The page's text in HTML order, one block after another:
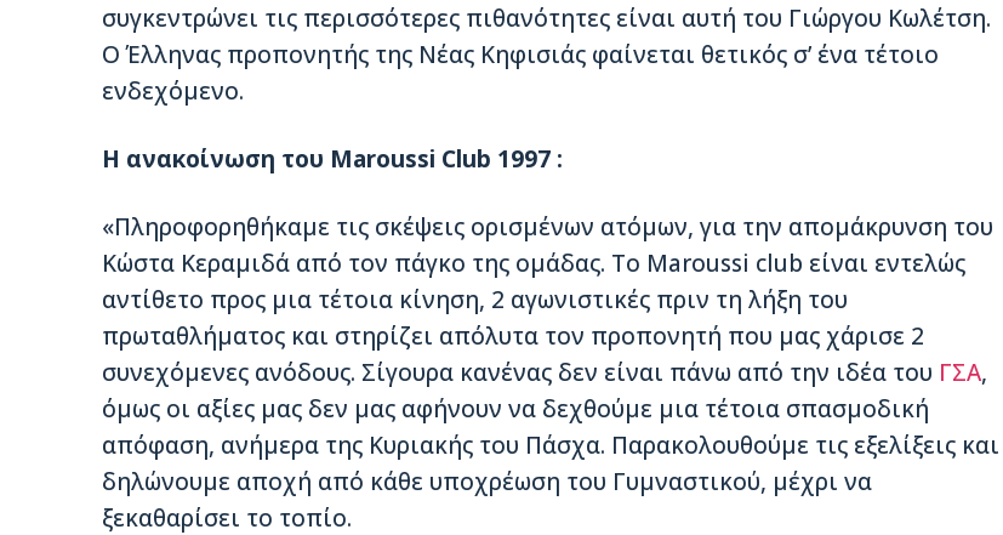
συγκεντρώνει τις περισσότερες πιθανότητες είναι αυτή του Γιώργου Κωλέτση.
Ο Έλληνας προπονητής της Νέας Κηφισιάς φαίνεται θετικός σ’ ένα τέτοιο
ενδεχόμενο.
Η ανακοίνωση του Maroussi Club 1997 :
«Πληροφορηθήκαμε τις σκέψεις ορισμένων ατόμων, για την απομάκρυνση του
Κώστα Κεραμιδά από τον πάγκο της ομάδας. Το Maroussi club είναι εντελώς
αντίθετο προς μια τέτοια κίνηση, 2 αγωνιστικές πριν τη λήξη του
πρωταθλήματος και στηρίζει απόλυτα τον προπονητή που μας χάρισε 2
συνεχόμενες ανόδους. Σίγουρα κανένας δεν είναι πάνω από την ιδέα του ΓΣΑ,
όμως οι αξίες μας δεν μας αφήνουν να δεχθούμε μια τέτοια σπασμοδική
απόφαση, ανήμερα της Κυριακής του Πάσχα. Παρακολουθούμε τις εξελίξεις και
δηλώνουμε αποχή από κάθε υποχρέωση του Γυμναστικού, μέχρι να
ξεκαθαρίσει το τοπίο.